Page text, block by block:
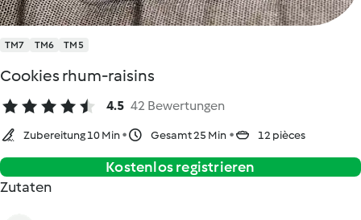
TM7 TM6 TM5
Cookies rhum-raisins
4.5 42 Bewertungen
Zubereitung 10 Min Gesamt 25 Min 12 pièces
Kostenlos registrieren
Zutaten